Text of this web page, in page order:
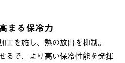
まる保冷力
を施し、熱の放出を抑制。
るで、より高い保冷性能を発揮